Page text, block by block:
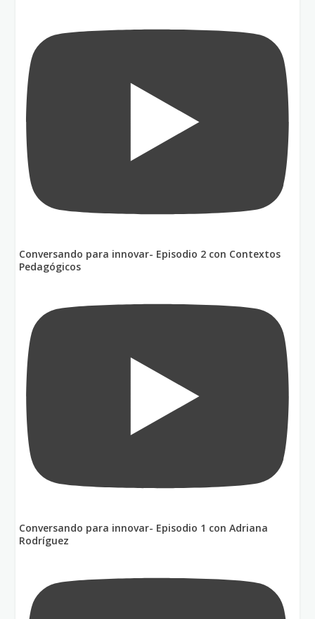
Conversando para innovar- Episodio 2 con Contextos
Pedagógicos
Conversando para innovar- Episodio 1 con Adriana
Rodríguez